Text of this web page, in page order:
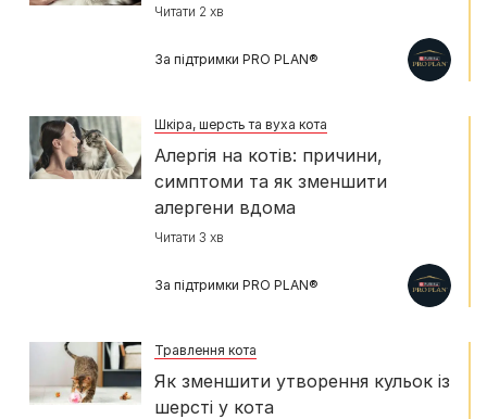
Читати 2 хв
За підтримки PRO PLAN®
Шкіра, шерсть та вуха кота
Алергія на котів: причини,
симптоми та як зменшити
алергени вдома
Читати 3 хв
За підтримки PRO PLAN®
Травлення кота
Як зменшити утворення кульок із
шерсті у кота